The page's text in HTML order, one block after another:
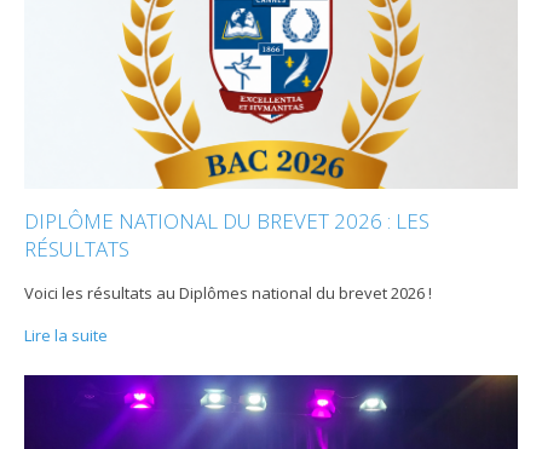
DIPLÔME NATIONAL DU BREVET 2026 : LES
RÉSULTATS
Voici les résultats au Diplômes national du brevet 2026 !
Lire la suite